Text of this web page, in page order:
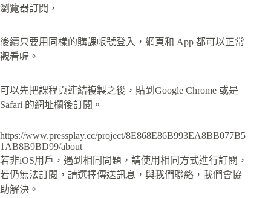
瀏覽器訂閱，
後續只要用同樣的購課帳號登入，網頁和 App 都可以正常
觀看喔。
可以先把課程頁連結複製之後，貼到Google Chrome 或是
Safari 的網址欄後訂閱。
https://www.pressplay.cc/project/8E868E86B993EA8BB077B5
1AB8B9BD99/about
若非iOS用戶，遇到相同問題，請使用相同方式進行訂閱，
若仍無法訂閱，請選擇傳送訊息，與我們聯絡，我們會協
助解決。